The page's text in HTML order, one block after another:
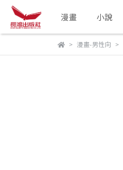
漫畫 小說
漫畫-男性向